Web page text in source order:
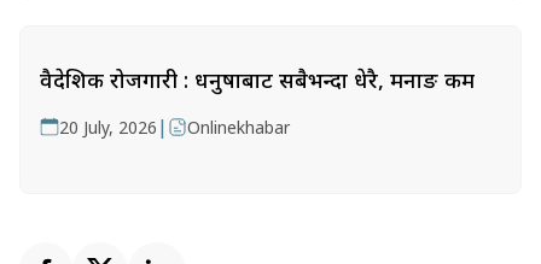
वैदेशिक रोजगारी : धनुषाबाट सबैभन्दा धेरै, मनाङ कम
20 July, 2026 | Onlinekhabar